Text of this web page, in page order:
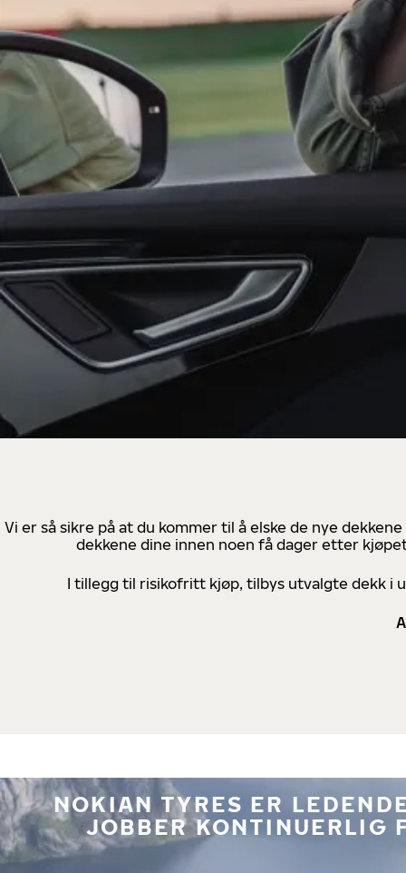
Vi er så sikre på at du kommer til å elske de nye
dekkene dine innen noen få dager etter
I tillegg til risikofritt kjøp, tilbys utvalgte dekk i
NOKIAN TYRES ER
JOBBER KONTINUERLIG